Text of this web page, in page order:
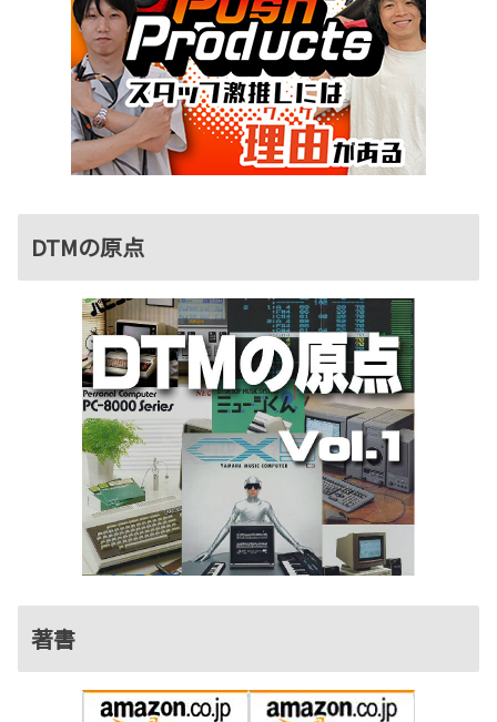
DTMの原点
著書